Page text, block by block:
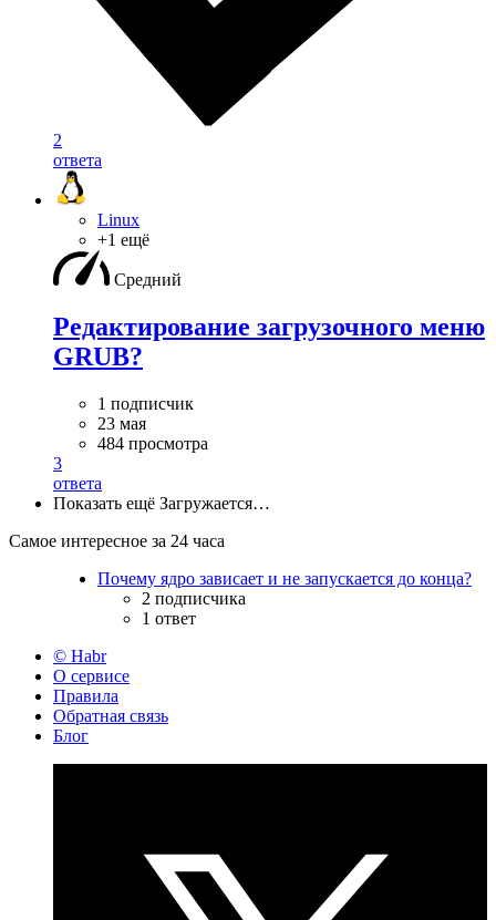
2
ответа
Linux
+1 ещё
Средний
Редактирование загрузочного меню
GRUB?
1 подписчик
23 мая
484 просмотра
3
ответа
Показать ещё Загружается…
Самое интересное за 24 часа
Почему ядро зависает и не запускается до конца?
2 подписчика
1 ответ
© Habr
О сервисе
Правила
Обратная связь
Блог